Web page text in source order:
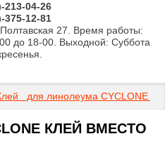
213-04-26
375-12-81
27. Время работы:
до 18-00. Выходной: Суббота
для линолеума CYCLONE H-
КЛЕЙ ВМЕСТО